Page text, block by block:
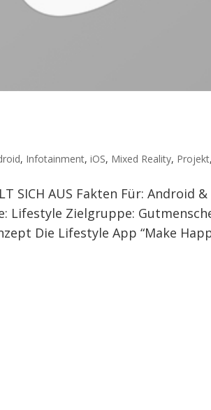
, Infotainment,iOS, Mixed Reality, Projekt,
SICH AUS Fakten Für: Android
Lifestyle Zielgruppe:
Die Lifestyle App “Make